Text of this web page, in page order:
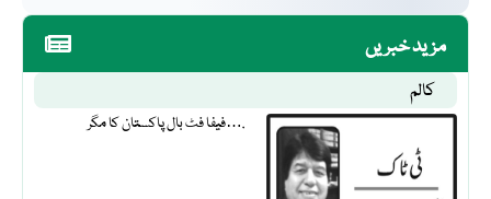
مزید خبریں
کالم
فیفا فٹ بال پاکستان کا مگر….